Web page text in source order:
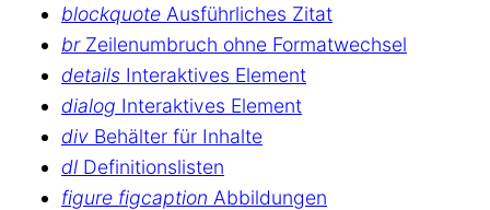
blockquote Ausführliches Zitat
brZeilenumbruch ohne Formatwechsel
details Interaktives Element
dialog Interaktives Element
div Behälter für Inhalte
dl Definitionslisten
figure figcaption Abbildungen